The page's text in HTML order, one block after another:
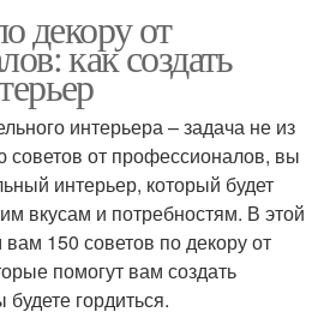
декору от
как создать
интерьера – задача не из
от профессионалов, вы
интерьер, который будет
вкусам и потребностям. В этой
150 советов по декору от
помогут вам создать
гордиться.